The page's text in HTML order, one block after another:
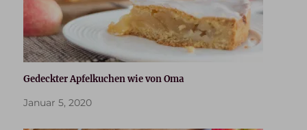
Gedeckter Apfelkuchen wie von Oma
Januar 5, 2020